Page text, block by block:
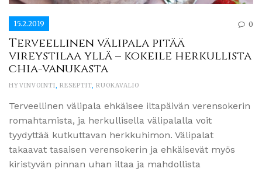
15.2.2019 0
Terveellinen välipala pitää
vireystilaa yllä – kokeile herkullista
chia-vanukasta
HYVINVOINTI RESEPTIT RUOKAVALIO
Terveellinen välipala ehkäisee iltapäivän verensokerin
romahtamista, ja herkullisella välipalalla voit
tyydyttää kutkuttavan herkkuhimon. Välipalat
takaavat tasaisen verensokerin ja ehkäisevät myös
kiristyvän pinnan uhan iltaa ja mahdollista